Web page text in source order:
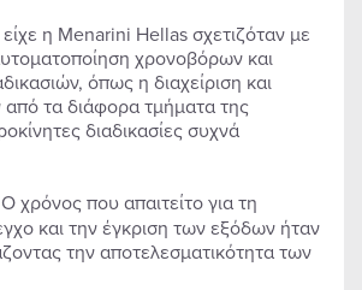
η Menarini Hellas σχετιζόταν με
χρονοβόρων και
όπως η διαχείριση και
τα διάφορα τμήματα της
διαδικασίες συχνά
χρόνος που απαιτείτο για τη
και την έγκριση των εξόδων ήταν
την αποτελεσματικότητα των